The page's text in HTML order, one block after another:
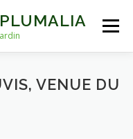
Menu
AUTRES VIES
VENUE DU